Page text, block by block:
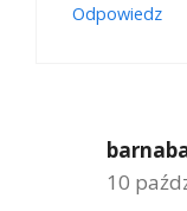
Odpowiedz
10